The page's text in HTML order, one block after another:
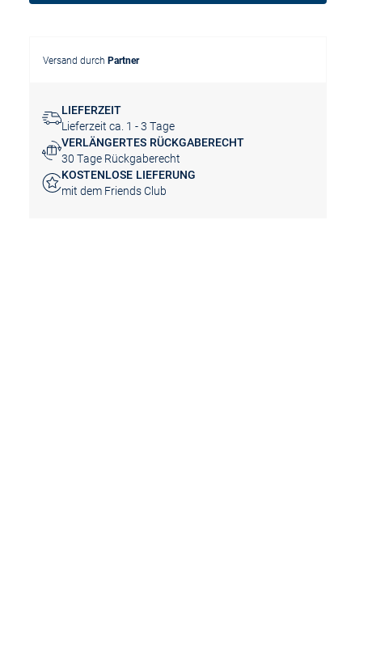
Versand durch Partner
LIEFERZEIT
Lieferzeit ca. 1 - 3 Tage
VERLÄNGERTES RÜCKGABERECHT
30 Tage Rückgaberecht
KOSTENLOSE LIEFERUNG
mit dem Friends Club